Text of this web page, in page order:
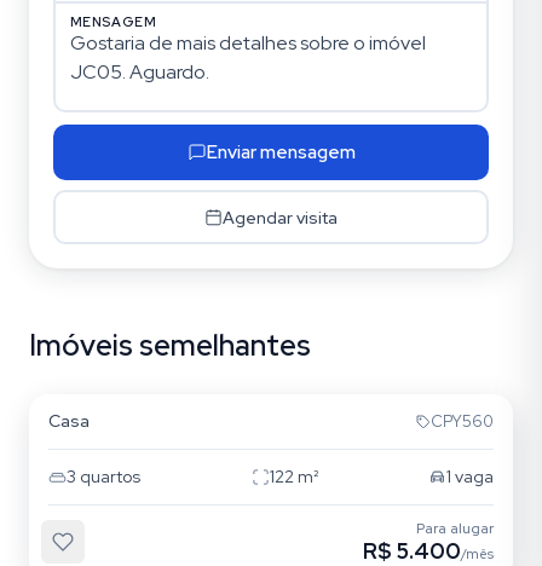
MENSAGEM
Enviar mensagem
Agendar visita
Imóveis semelhantes
Tatuapé
Casa CPY560
3 quartos 122m² 1 vaga
Para alugar
R$ 5.400/mês